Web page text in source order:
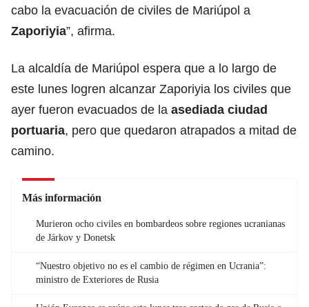
cabo la evacuación de civiles de Mariúpol a
Zaporiyia”, afirma.
La alcaldía de Mariúpol espera que a lo largo de
este lunes logren alcanzar Zaporiyia los civiles que
ayer fueron evacuados de la asediada ciudad
portuaria, pero que quedaron atrapados a mitad de
camino.
Más información
Murieron ocho civiles en bombardeos sobre regiones ucranianas
de Járkov y Donetsk
“Nuestro objetivo no es el cambio de régimen en Ucrania”:
ministro de Exteriores de Rusia